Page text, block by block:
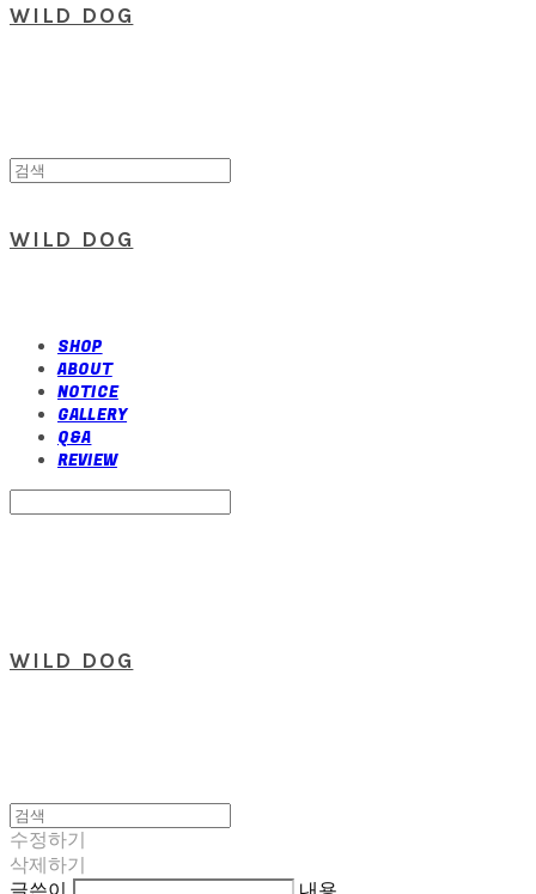
WILD DOG
WILD DOG
SHOP
ABOUT
NOTICE
GALLERY
Q&A
REVIEW
WILD DOG
수정하기
삭제하기